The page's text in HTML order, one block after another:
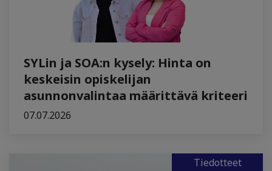
SYLin ja SOA:n kysely: Hinta on
keskeisin opiskelijan
asunnonvalintaa määrittävä kriteeri
07.07.2026
Tiedotteet